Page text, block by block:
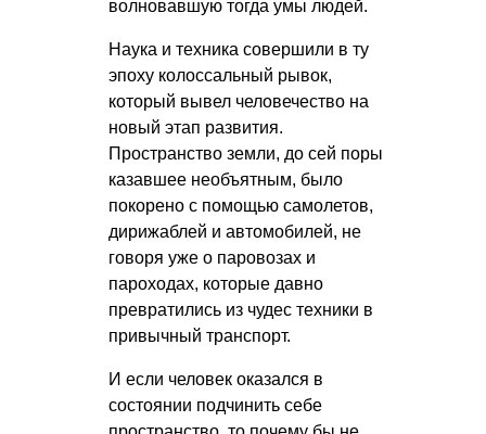
волновавшую тогда умы людей.
Наука и техника совершили в ту
эпоху колоссальный рывок,
который вывел человечество на
новый этап развития.
Пространство земли, до сей поры
казавшее необъятным, было
покорено с помощью самолетов,
дирижаблей и автомобилей, не
говоря уже о паровозах и
пароходах, которые давно
превратились из чудес техники в
привычный транспорт.
И если человек оказался в
состоянии подчинить себе